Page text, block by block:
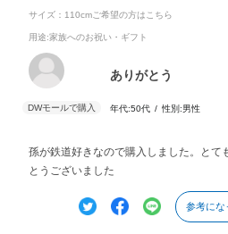
サイズ：110cmご希望の方はこちら
用途:家族へのお祝い・ギフト
ありがとう
年代:50代 性別:男性
孫が鉄道好きなので購入しました。とて
とうございました
参考にな